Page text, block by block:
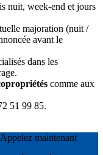
nuit, week-end et jours
majoration (nuit /
avant le
dans les
comme aux
51 99 85.
maintenant